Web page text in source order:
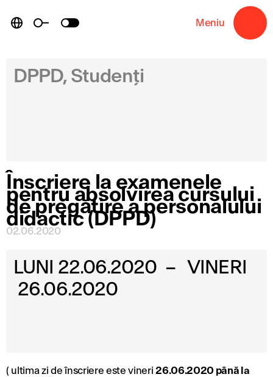
content
Meniu
DPPD, Studenți
Înscriere la examenele
pentru absolvirea cursului
de pregătire a personalului
didactic (DPPD)
02.06.2020
LUNI 22.06.2020 – VINERI
26.06.2020
( ultima zi de înscriere este vineri26.06.2020 până la